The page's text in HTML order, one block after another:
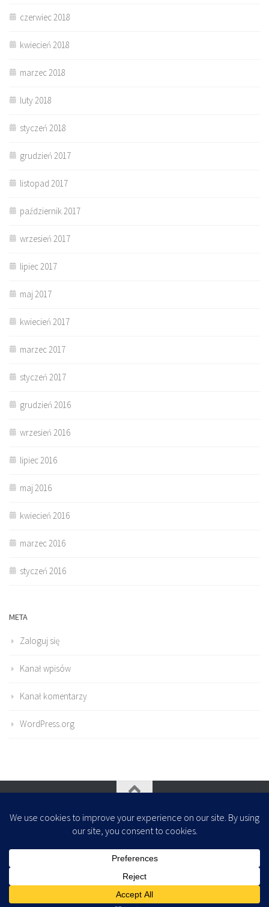
czerwiec 2018
kwiecień 2018
marzec 2018
luty 2018
styczeń 2018
grudzień 2017
listopad 2017
październik 2017
wrzesień 2017
lipiec 2017
maj 2017
kwiecień 2017
marzec 2017
styczeń 2017
grudzień 2016
wrzesień 2016
lipiec 2016
maj 2016
kwiecień 2016
marzec 2016
styczeń 2016
META
Zaloguj się
Kanał wpisów
Kanał komentarzy
WordPress.org
- Zaprojektowany z